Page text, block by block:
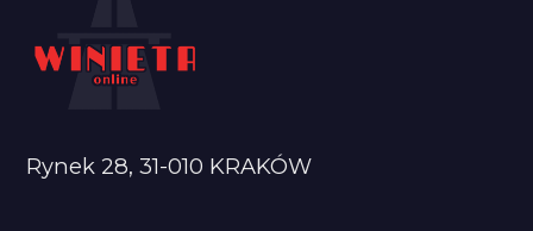
Rynek 28, 31-010 KRAKÓW